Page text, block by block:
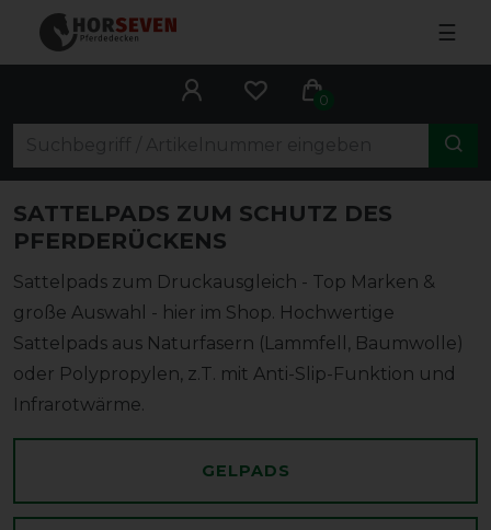
☰
0
SATTELPADS ZUM SCHUTZ DES
PFERDERÜCKENS
Sattelpads zum Druckausgleich - Top Marken &
große Auswahl - hier im Shop. Hochwertige
Sattelpads aus Naturfasern (Lammfell, Baumwolle)
oder Polypropylen, z.T. mit Anti-Slip-Funktion und
Infrarotwärme.
GELPADS